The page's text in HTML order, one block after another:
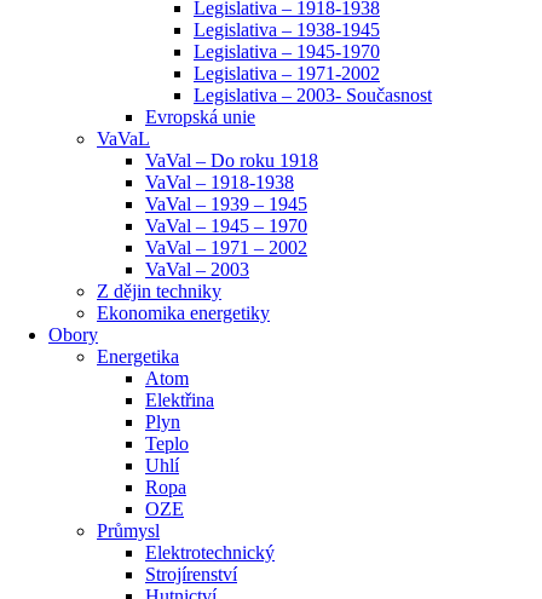
Legislativa – 1918-1938
Legislativa – 1938-1945
Legislativa – 1945-1970
Legislativa – 1971-2002
Legislativa – 2003- Současnost
Evropská unie
VaVaL
VaVal – Do roku 1918
VaVal – 1918-1938
VaVal – 1939 – 1945
VaVal – 1945 – 1970
VaVal – 1971 – 2002
VaVal – 2003
Z dějin techniky
Ekonomika energetiky
Obory
Energetika
Atom
Elektřina
Plyn
Teplo
Uhlí
Ropa
OZE
Průmysl
Elektrotechnický
Strojírenství